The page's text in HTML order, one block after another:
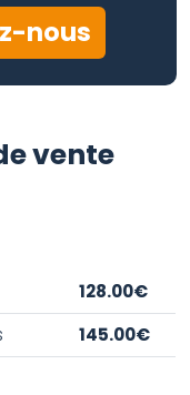
nous
vente
128.00€
145.00€